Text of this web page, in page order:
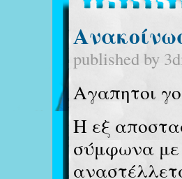
published by
Αγαπητοι
Η εξ
σύμφωνα με